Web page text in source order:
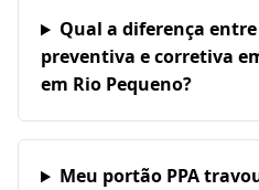
Qual a diferença
preventiva e corretiva
em Rio Pequeno?
Meu portão PPA